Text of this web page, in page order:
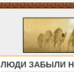
ЛЮДИ ЗАБЫЛИ